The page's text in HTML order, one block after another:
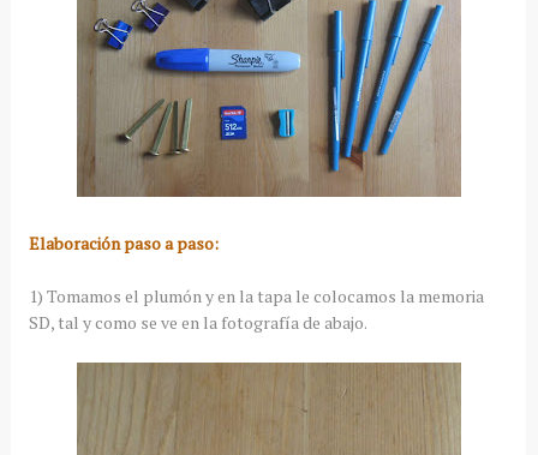
Elaboración paso a paso:
1) Tomamos el plumón y en la tapa le colocamos la memoria
SD, tal y como se ve en la fotografía de abajo.